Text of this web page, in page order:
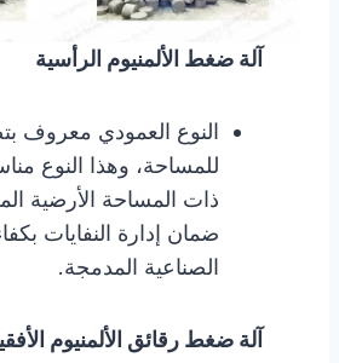
آلة ضغط الألمنيوم الرأسية
النوع العمودي معروف
للمساحة، وهذا النوع
ذات المساحة الأرضية
ضمان إدارة النفايات
الصناعية المدمجة.
آلة ضغط رقائق الألمنيوم